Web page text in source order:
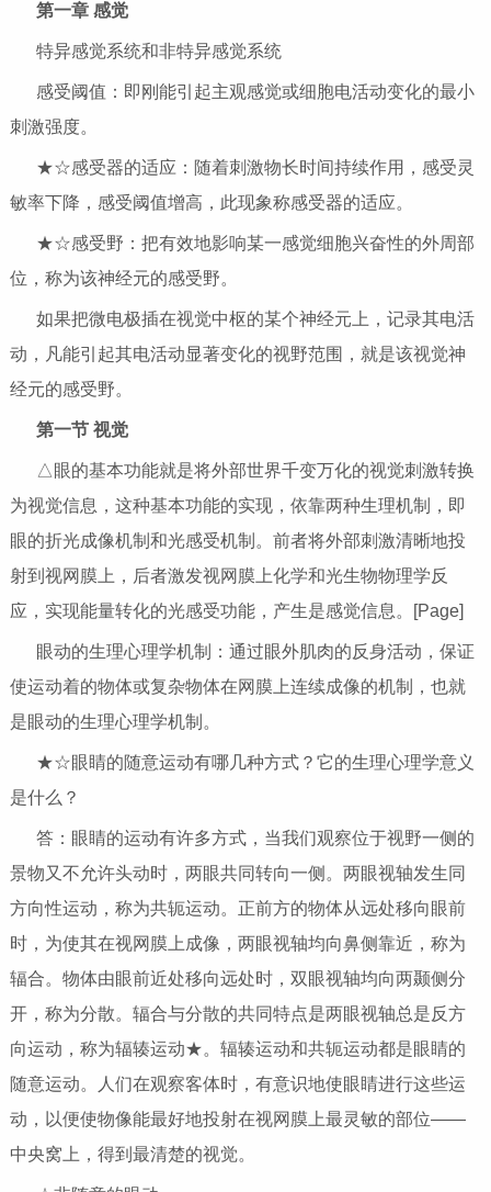
第一章 感觉
特异感觉系统和非特异感觉系统
感受阈值：即刚能引起主观感觉或细胞电活动变化的最小
刺激强度。
★☆感受器的适应：随着刺激物长时间持续作用，感受灵
敏率下降，感受阈值增高，此现象称感受器的适应。
★☆感受野：把有效地影响某一感觉细胞兴奋性的外周部
位，称为该神经元的感受野。
如果把微电极插在视觉中枢的某个神经元上，记录其电活
动，凡能引起其电活动显著变化的视野范围，就是该视觉神
经元的感受野。
第一节 视觉
△眼的基本功能就是将外部世界千变万化的视觉刺激转换
为视觉信息，这种基本功能的实现，依靠两种生理机制，即
眼的折光成像机制和光感受机制。前者将外部刺激清晰地投
射到视网膜上，后者激发视网膜上化学和光生物物理学反
应，实现能量转化的光感受功能，产生是感觉信息。[Page]
眼动的生理心理学机制：通过眼外肌肉的反身活动，保证
使运动着的物体或复杂物体在网膜上连续成像的机制，也就
是眼动的生理心理学机制。
★☆眼睛的随意运动有哪几种方式？它的生理心理学意义
是什么？
答：眼睛的运动有许多方式，当我们观察位于视野一侧的
景物又不允许头动时，两眼共同转向一侧。两眼视轴发生同
方向性运动，称为共轭运动。正前方的物体从远处移向眼前
时，为使其在视网膜上成像，两眼视轴均向鼻侧靠近，称为
辐合。物体由眼前近处移向远处时，双眼视轴均向两颞侧分
开，称为分散。辐合与分散的共同特点是两眼视轴总是反方
向运动，称为辐辏运动★。辐辏运动和共轭运动都是眼睛的
随意运动。人们在观察客体时，有意识地使眼睛进行这些运
动，以便使物像能最好地投射在视网膜上最灵敏的部位――
中央窝上，得到最清楚的视觉。